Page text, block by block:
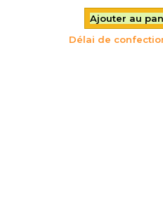
Ajouter au
Délai de